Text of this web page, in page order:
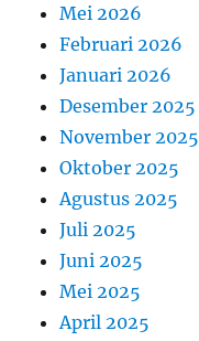
Mei 2026
Februari 2026
Januari 2026
Desember 2025
November 2025
Oktober 2025
Agustus 2025
Juli 2025
Juni 2025
Mei 2025
April 2025